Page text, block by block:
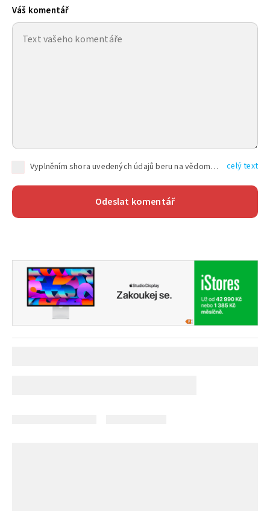
Váš komentář
Vyplněním shora uvedených údajů beru na vědomí, že společnost TEXT FACTORY s.r.o., sídlem Brno, Durďákova 336/29, Černá Pole, PSČ: 613 00, IČ: 06157831, zapsané u Krajského soudu v Brně, oddíl C, vložka 100399, bude zpracovávat mé osobní údaje uvedené v rámci mnou vyplněného registračního formuláře na základě oprávněných zájmů TEXT FACTORY s.r.o. dle čl. 6 odst. 1 písm. f) GDPR a pro splnění právních povinností (čl. 6 odst. 1 písm. c) GDPR), a to pro tyto účely: nezbytnost zajistit oprávnění návštěvníka webových stránek provozovaných společností TEXT FACTORY s.r.o. přispívat aktivně ke zveřejněným článkům nebo v rámci diskusních fór a výkon práv TEXT FACTORY s.r.o. jako administrátora těchto diskusních fór. Více informací o zpracování osobních údajů a právech lze nalézt v celý text